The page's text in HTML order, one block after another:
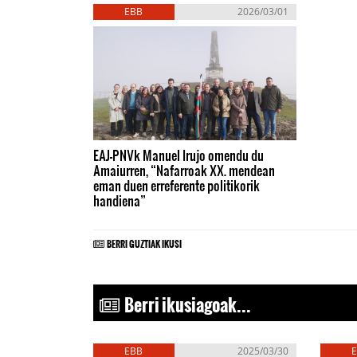
EBB 2026/03/01
EAJ-PNVk Manuel Irujo omendu du
Amaiurren, “Nafarroak XX. mendean
eman duen erreferente politikorik
handiena”
BERRI GUZTIAK IKUSI
Berri ikusiagoak...
EBB 2025/03/30